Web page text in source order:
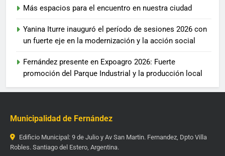
Más espacios para el encuentro en nuestra ciudad
Yanina Iturre inauguró el período de sesiones 2026 con
un fuerte eje en la modernización y la acción social
Fernández presente en Expoagro 2026: Fuerte
promoción del Parque Industrial y la producción local
Municipalidad de Fernández
Edificio Municipal: 9 de Julio y Av San Martin. Fernandez, Dpto Villa
Robles. Santiago del Estero, Argentina.